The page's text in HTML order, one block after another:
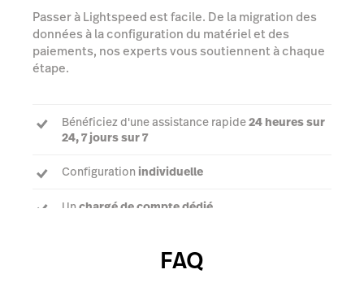
Passer à Lightspeed est facile. De la migration des
données à la configuration du matériel et des
paiements, nos experts vous soutiennent à chaque
étape.
Bénéficiez d'une assistance rapide24 heures sur
24, 7 jours sur 7
Configuration individuelle
Un chargé de compte dédié
Contacter le support
FAQ